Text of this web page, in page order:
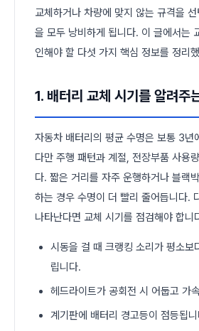
교체하거나 차량에 맞지 않는 규격을
을 모두 낭비하게 됩니다. 이 글에서는
인해야 할 다섯 가지 핵심 정보를 정리
1. 배터리 교체 시기를 알려주
자동차 배터리의 평균 수명은 보통 3년
다만 주행 패턴과 계절, 전장부품 사용
다. 짧은 거리를 자주 운행하거나 블랙
하는 경우 수명이 더 빨리 줄어듭니다.
나타난다면 교체 시기를 점검해야 합니
시동을 걸 때 크랭킹 소리가 평소보
립니다.
헤드라이트가 공회전 시 어둡고 가
계기판에 배터리 경고등이 점등됩